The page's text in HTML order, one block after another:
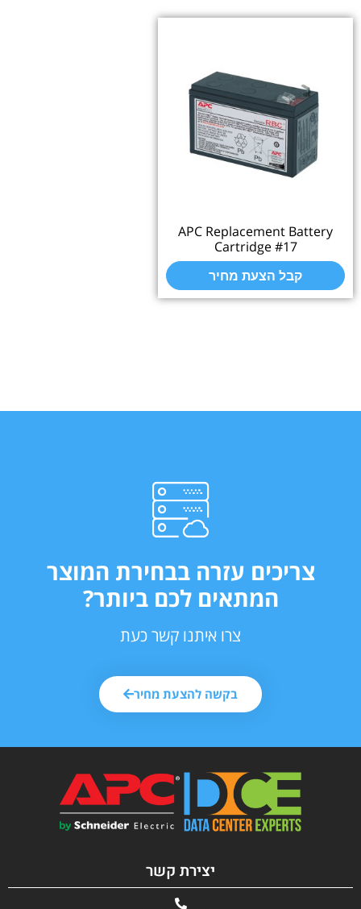
APC Replacement Battery
Cartridge #17
קבל הצעת מחיר
צריכים עזרה בבחירת המוצר
המתאים לכם ביותר?
צרו איתנו קשר כעת
בקשה להצעת מחיר
יצירת קשר